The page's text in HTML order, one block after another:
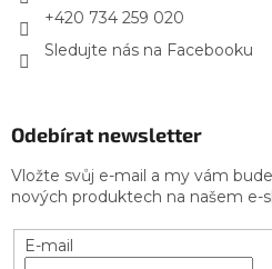
+420 734 259 020
Sledujte nás na Facebooku
Odebírat newsletter
Vložte svůj e-mail a my vám
nových produktech na našem e-
E-mail